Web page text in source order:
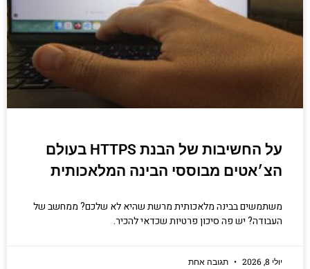
על החשיבות של הבנת HTTPS בעולם
הצ׳אטים מבוססי הבינה המלאכותית
משתמשים בבינה מלאכותית מרשת שהיא לא שלכם? ממחשב של
העבודה? יש פה סיכון פרטיות שכדאי להכיר.
יולי 8, 2026 תגובה אחת